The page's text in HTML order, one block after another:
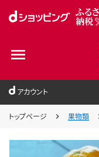
アカウント
トップページ 果物類